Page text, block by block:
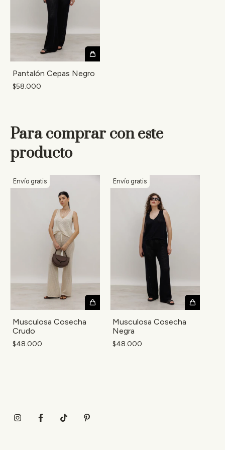
Pantalón Cepas Negro
$58.000
Para comprar con este
producto
Envío gratis
Musculosa Cosecha
Crudo
$48.000
Envío gratis
Musculosa Cosecha
Negra
$48.000